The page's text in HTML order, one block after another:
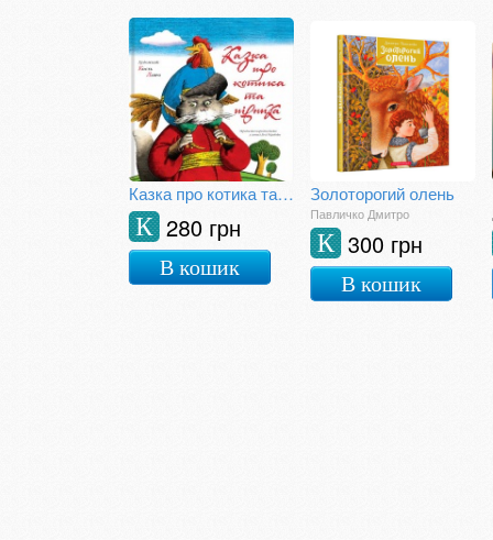
Казка про котика та півника
280 грн
К
В кошик
Золоторогий олень
Павличко Дмитро
300 грн
К
В кошик